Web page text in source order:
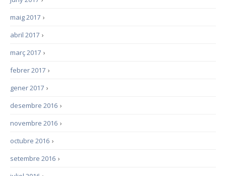
›
maig 2017
›
abril 2017
›
març 2017
›
febrer 2017
›
gener 2017
›
desembre 2016
›
novembre 2016
›
octubre 2016
›
setembre 2016